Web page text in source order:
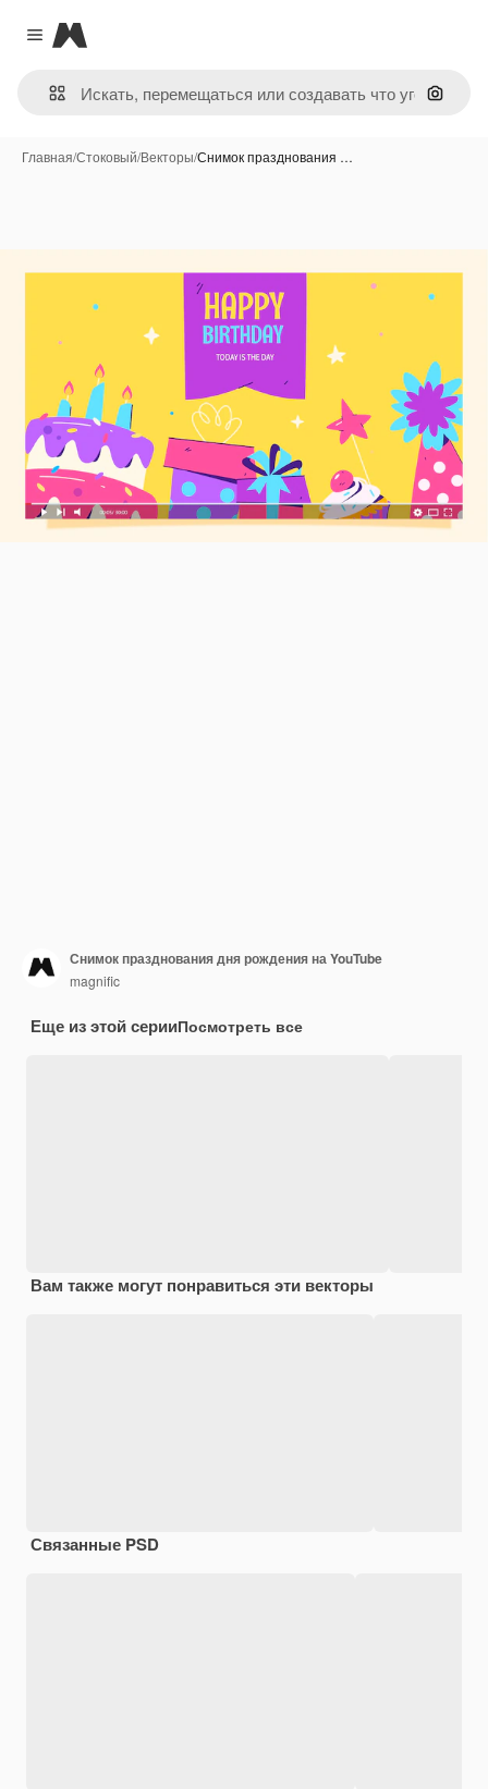
Close menu
Magnific
Поиск
Главная/Стоковый/Векторы/Снимок празднования …
Снимок празднования дня рождения на YouTube
magnific
Еще из этой серииПосмотреть все
Вам также могут понравиться эти векторы
Связанные PSD